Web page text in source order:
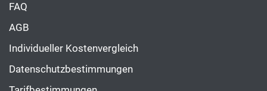
FAQ
AGB
Individueller Kostenvergleich
Datenschutzbestimmungen